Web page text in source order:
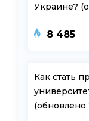
Украине?
8 485
Как стать
(обновлено